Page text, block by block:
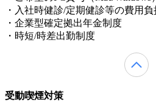
・入社時健診/定期健診等の費用負
・企業型確定拠出年金制度
・時短/時差出勤制度
受動喫煙対策